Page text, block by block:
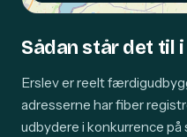
Sådan står det til
Erslev er reelt
adresserne har fiber
udbydere i konkurrence på